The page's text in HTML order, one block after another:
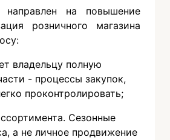
направлен на повышение
розничного магазина
владельцу полную
- процессы закупок,
проконтролировать;
Сезонные
а не личное продвижение